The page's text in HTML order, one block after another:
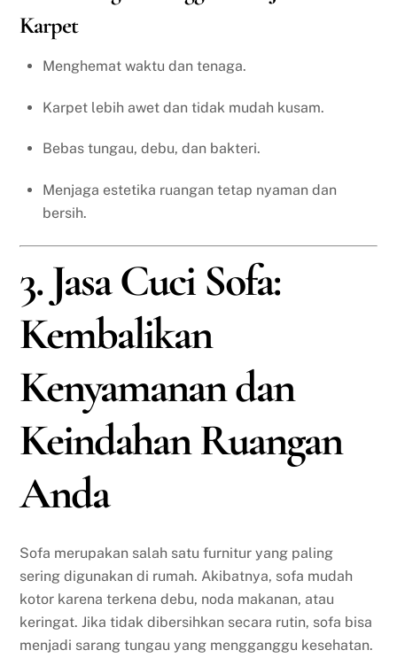
Karpet
Menghemat waktu dan tenaga.
Karpet lebih awet dan tidak mudah kusam.
Bebas tungau, debu, dan bakteri.
Menjaga estetika ruangan tetap nyaman dan
bersih.
3. Jasa Cuci Sofa:
Kembalikan
Kenyamanan dan
Keindahan Ruangan
Anda
Sofa merupakan salah satu furnitur yang paling
sering digunakan di rumah. Akibatnya, sofa mudah
kotor karena terkena debu, noda makanan, atau
keringat. Jika tidak dibersihkan secara rutin, sofa bisa
menjadi sarang tungau yang mengganggu kesehatan.